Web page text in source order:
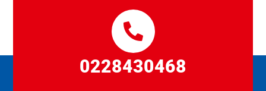
0228430468